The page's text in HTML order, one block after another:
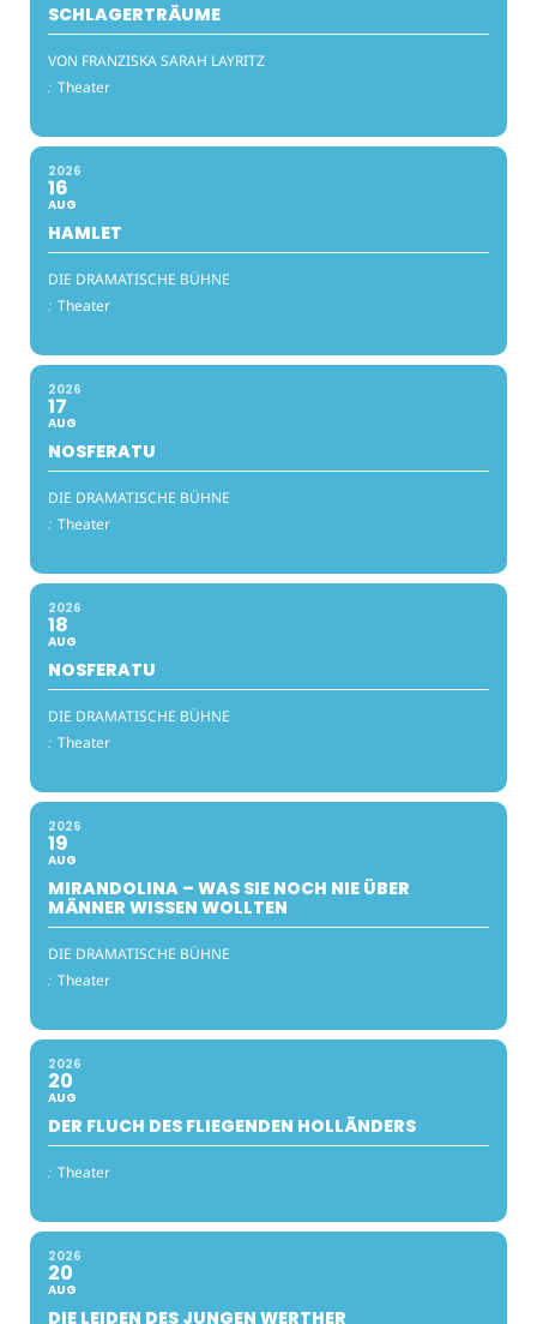
SCHLAGERTRÄUME
VON FRANZISKA SARAH LAYRITZ
: Theater
2026
16
AUG
HAMLET
DIE DRAMATISCHE BÜHNE
: Theater
2026
17
AUG
NOSFERATU
DIE DRAMATISCHE BÜHNE
: Theater
2026
18
AUG
NOSFERATU
DIE DRAMATISCHE BÜHNE
: Theater
2026
19
AUG
MIRANDOLINA – WAS SIE NOCH NIE ÜBER
MÄNNER WISSEN WOLLTEN
DIE DRAMATISCHE BÜHNE
: Theater
2026
20
AUG
DER FLUCH DES FLIEGENDEN HOLLÄNDERS
: Theater
2026
20
AUG
DIE LEIDEN DES JUNGEN WERTHER